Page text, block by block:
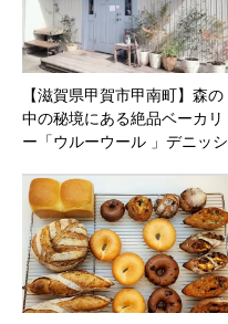
【滋賀県甲賀市甲南町】森の
中の秘境にある絶品ベーカリ
ー「ウルーウール 」デニッシ
しい